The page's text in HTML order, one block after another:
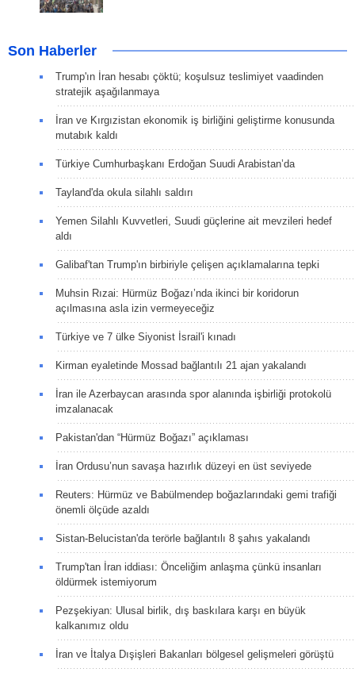
Son Haberler
Trump'ın İran hesabı çöktü; koşulsuz teslimiyet vaadinden
stratejik aşağılanmaya
İran ve Kırgızistan ekonomik iş birliğini geliştirme konusunda
mutabık kaldı
Türkiye Cumhurbaşkanı Erdoğan Suudi Arabistan’da
Tayland'da okula silahlı saldırı
Yemen Silahlı Kuvvetleri, Suudi güçlerine ait mevzileri hedef
aldı
Galibaf'tan Trump'ın birbiriyle çelişen açıklamalarına tepki
Muhsin Rızai: Hürmüz Boğazı’nda ikinci bir koridorun
açılmasına asla izin vermeyeceğiz
Türkiye ve 7 ülke Siyonist İsrail'i kınadı
Kirman eyaletinde Mossad bağlantılı 21 ajan yakalandı
İran ile Azerbaycan arasında spor alanında işbirliği protokolü
imzalanacak
Pakistan'dan “Hürmüz Boğazı” açıklaması
İran Ordusu’nun savaşa hazırlık düzeyi en üst seviyede
Reuters: Hürmüz ve Babülmendep boğazlarındaki gemi trafiği
önemli ölçüde azaldı
Sistan-Belucistan'da terörle bağlantılı 8 şahıs yakalandı
Trump'tan İran iddiası: Önceliğim anlaşma çünkü insanları
öldürmek istemiyorum
Pezşekiyan: Ulusal birlik, dış baskılara karşı en büyük
kalkanımız oldu
İran ve İtalya Dışişleri Bakanları bölgesel gelişmeleri görüştü